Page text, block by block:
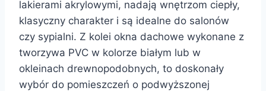
lakierami akrylowymi, nadają wnętrzom ciepły,
klasyczny charakter i są idealne do salonów
czy sypialni. Z kolei okna dachowe wykonane z
tworzywa PVC w kolorze białym lub w
okleinach drewnopodobnych, to doskonały
wybór do pomieszczeń o podwyższonej